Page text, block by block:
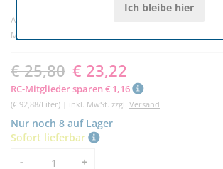
Artikelnr. 176836
Marke:
€ 25,80 € 23,22
RC-Mitglieder sparen € 1,16
(€ 92,88/Liter) | inkl. MwSt. zzgl. Versand
Nur noch 8 auf Lager
Sofort lieferbar
Menge
- +
Ich bleibe hier